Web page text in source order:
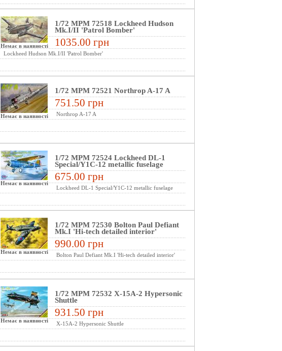
Немає в наявності
1/72 MPM 72518 Lockheed Hudson
Mk.I/II 'Patrol Bomber'
1035.00 грн
Lockheed Hudson Mk.I/II 'Patrol Bomber'
Немає в наявності
1/72 MPM 72521 Northrop A-17 A
751.50 грн
Northrop A-17 A
Немає в наявності
1/72 MPM 72524 Lockheed DL-1
Special/Y1C-12 metallic fuselage
675.00 грн
Lockheed DL-1 Special/Y1C-12 metallic fuselage
Немає в наявності
1/72 MPM 72530 Bolton Paul Defiant
Mk.I 'Hi-tech detailed interior'
990.00 грн
Bolton Paul Defiant Mk.I 'Hi-tech detailed interior'
Немає в наявності
1/72 MPM 72532 X-15A-2 Hypersonic
Shuttle
931.50 грн
X-15A-2 Hypersonic Shuttle